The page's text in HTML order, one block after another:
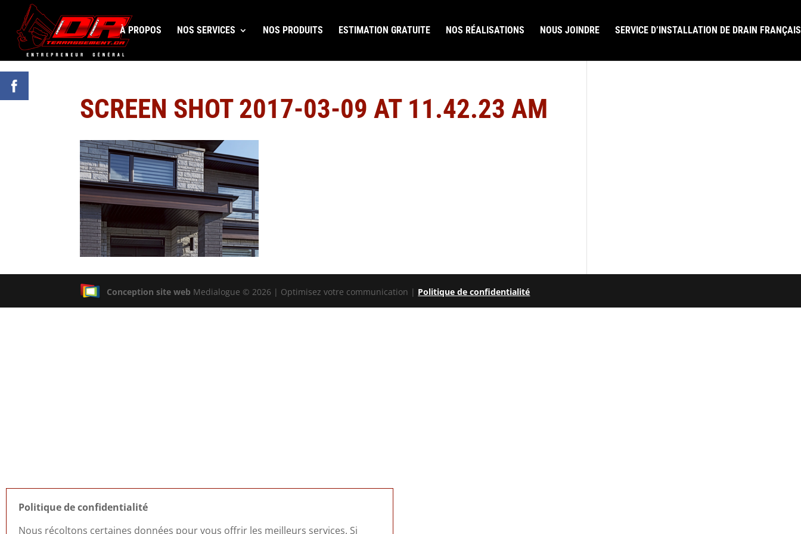
À PROPOS NOS SERVICES NOS PRODUITS ESTIMATION GRATUITE NOS RÉALISATIONS NOUS JOINDRE SERVICE D’INSTALLATION DE DRAIN FRANÇAIS
SCREEN SHOT 2017-03-09 AT 11.42.23 AM
Conception site web Medialogue © 2026 | Optimisez votre communication | Politique de confidentialité
Politique de confidentialité
Nous récoltons certaines données pour vous offrir les meilleurs services. Si